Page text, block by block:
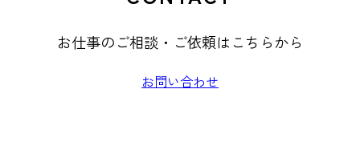
お仕事のご相談・ご依頼はこちらから
お問い合わせ